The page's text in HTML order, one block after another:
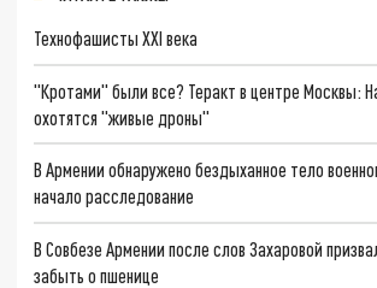
Технофашисты XXI века
"Кротами" были все? Теракт в центре Москвы:
охотятся "живые дроны"
В Армении обнаружено бездыханное тело
начало расследование
В Совбезе Армении после слов Захаровой
забыть о пшенице